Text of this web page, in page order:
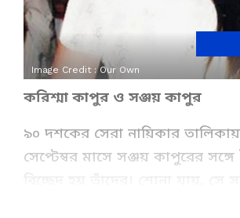
Image Credit :Our Own
করিশ্মা কাপুর ও সঞ্জয় কাপুর
৯০ দশকের সেরা নায়িকার
সেপ্টেম্বর মাসে সঞ্জয় কাপুরের